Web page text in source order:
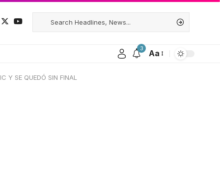
3
Aa
Y SE QUEDÓ SIN FINAL